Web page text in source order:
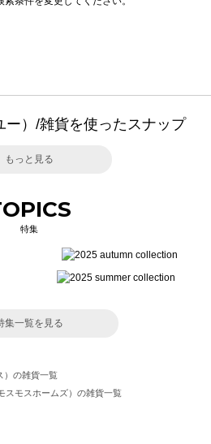
ー）/雑貨を使ったスナップ
もっと見る
特集
集一覧を見る
）の雑貨一覧
スモスホームズ）の雑貨一覧
バイサマンサモスモス）の雑貨一覧